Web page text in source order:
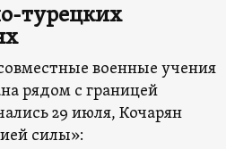
турецких
военные учения
рядом с границей
29 июля, Кочарян
силы»: